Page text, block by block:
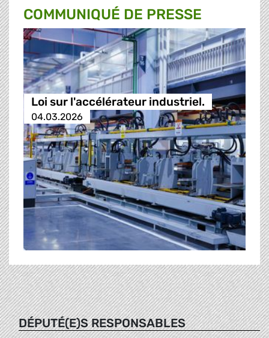
COMMUNIQUÉ DE PRESSE
Loi sur l'accélérateur industriel.
04.03.2026
DÉPUTÉ(E)S RESPONSABLES